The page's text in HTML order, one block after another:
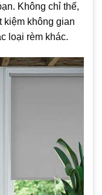
Không chỉ thế,
kiệm không gian
loại rèm khác.